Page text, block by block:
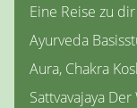
Eine Reise zu
Ayurveda
Aura, Chakra
Sattvavajaya